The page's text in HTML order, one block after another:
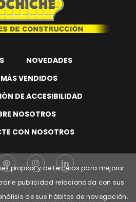
NOVEDADES
VENDIDOS
DE ACCESIBILIDAD
NOSOTROS
CON NOSOTROS
propias y de terceros para mejorar
publicidad relacionada con sus
de sus hábitos de navegación.